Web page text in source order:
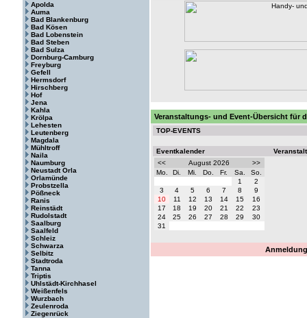
Apolda
Auma
Bad Blankenburg
Bad Kösen
Bad Lobenstein
Bad Steben
Bad Sulza
Dornburg-Camburg
Freyburg
Gefell
Hermsdorf
Hirschberg
Hof
Jena
Kahla
Krölpa
Lehesten
Leutenberg
Magdala
Mühltroff
Naila
Naumburg
Neustadt Orla
Orlamünde
Probstzella
Pößneck
Ranis
Reinstädt
Rudolstadt
Saalburg
Saalfeld
Schleiz
Schwarza
Selbitz
Stadtroda
Tanna
Triptis
Uhlstädt-Kirchhasel
Weißenfels
Wurzbach
Zeulenroda
Ziegenrück
Veranstaltungs- und Event-Übersicht für
TOP-EVENTS
Eventkalender
<<
August 2026
>>
Mo.
Di. Mi. Do. Fr. Sa.
So.
1
2
3
4 5 6 7 8
9
10
11 12 13 14 15
16
17
18 19 20 21 22
23
24
25 26 27 28 29
30
31